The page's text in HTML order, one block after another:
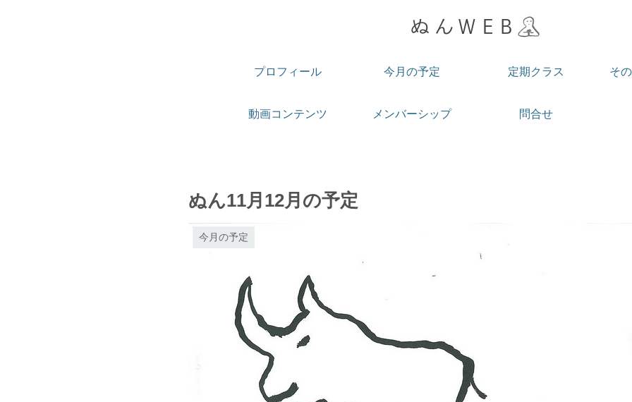
プロフィール 今月の予定 定期クラス そ
動画コンテンツ メンバーシップ 問合せ
ぬん11月12月の予定
今月の予定